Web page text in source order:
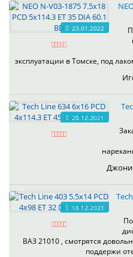
23.01.2022
эксплуатации в Томске, под
20.12.2021
Джони
18.12.2021
ВАЗ 21010 , смотрятся
поддержи